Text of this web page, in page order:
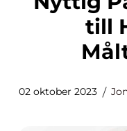
till
02 oktober 2023